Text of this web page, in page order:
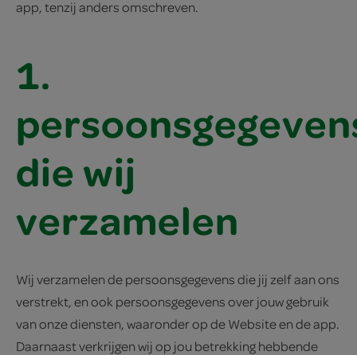
app, tenzij anders omschreven.
1.
die wij
verzamelen
Wij verzamelen de persoonsgegevens die jij zelf aan ons
verstrekt, en ook persoonsgegevens over jouw gebruik
van onze diensten, waaronder op de Website en de app.
Daarnaast verkrijgen wij op jou betrekking hebbende